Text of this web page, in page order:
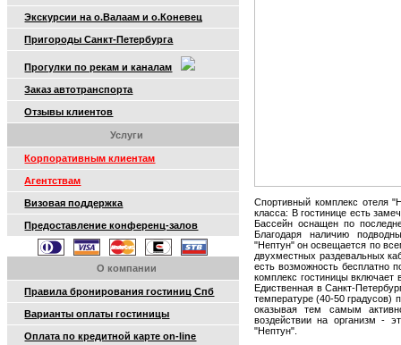
Экскурсии на о.Валаам и о.Коневец
Пригороды Санкт-Петербурга
Прогулки по рекам и каналам
Заказ автотранспорта
Отзывы клиентов
Услуги
Корпоративным клиентам
Агентствам
Визовая поддержка
Предоставление конференц-залов
О компании
Правила бронирования гостиниц Спб
Варианты оплаты гостиницы
Оплата по кредитной карте on-line
Спортивный комплекс отеля
класса: В гостинице есть
Бассейн оснащен по
Благодаря наличию
"Нептун" он освещается по
двухместных раздевальных
есть возможность бесплатно
комплекс гостиницы включает
Едиственная в Санкт-
температуре (40-50 градусов)
оказывая тем самым
воздействии на организм -
"Нептун".